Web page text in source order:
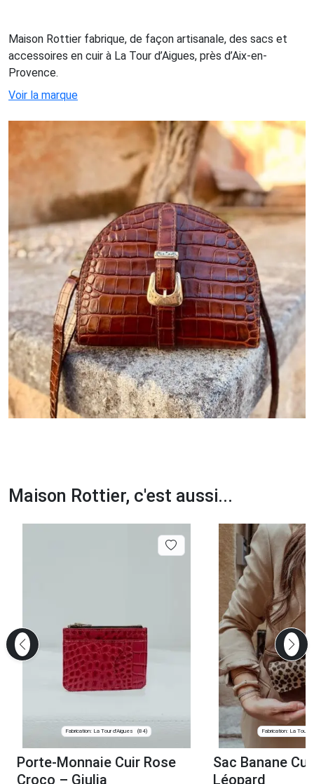
Maison Rottier fabrique, de façon artisanale, des sacs et
accessoires en cuir à La Tour d’Aigues, près d’Aix-en-
Provence.
Voir la marque
Maison Rottier, c'est aussi...
Fabrication: La Tour d'Aigues (84)
Porte-Monnaie Cuir Rose
Croco – Giulia
Fabrication: La Tour
Sac Banane
Léopard